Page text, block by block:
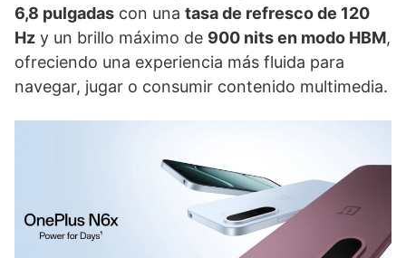
6,8 pulgadas con una tasa de refresco de 120
Hz y un brillo máximo de 900 nits en modo HBM,
ofreciendo una experiencia más fluida para
navegar, jugar o consumir contenido multimedia.